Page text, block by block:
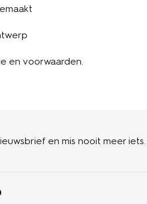
en voorwaarden.
en mis nooit meer iets.